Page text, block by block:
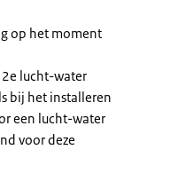
op het moment
lucht-water
bij het installeren
een lucht-water
voor deze